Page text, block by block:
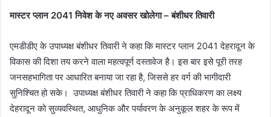
मास्टर प्लान 2041 निवेश के नए अवसर खोलेगा – बंशीधर तिवारी
एमडीडीए के उपाध्यक्ष बंशीधर तिवारी ने कहा कि मास्टर प्लान 2041 देहरादून के
विकास की दिशा तय करने वाला महत्वपूर्ण दस्तावेज है। इस बार इसे पूरी तरह
जनसहभागिता पर आधारित बनाया जा रहा है, जिससे हर वर्ग की भागीदारी
सुनिश्चित हो सके। उपाध्यक्ष बंशीधर तिवारी ने कहा कि प्राधिकरण का लक्ष्य
देहरादून को सुव्यवस्थित, आधुनिक और पर्यावरण के अनुकूल शहर के रूप में